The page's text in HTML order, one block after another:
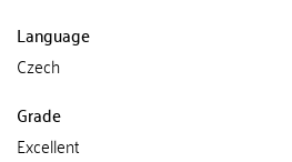
Language
Czech
Grade
Excellent